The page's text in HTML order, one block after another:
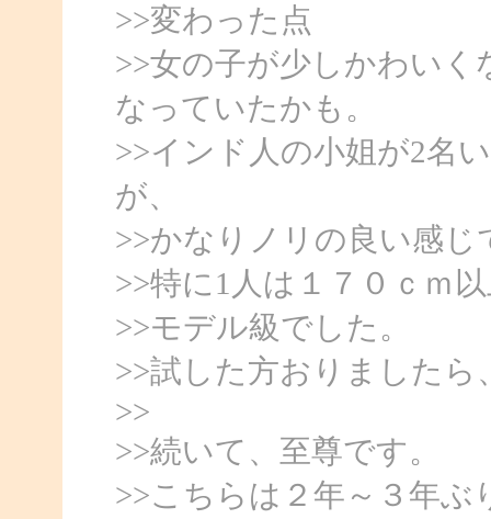
>>変わった点
>>女の子が少しかわい
なっていたかも。
>>インド人の小姐が2名
が、
>>かなりノリの良い感じ
>>特に1人は１７０ｃｍ
>>モデル級でした。
>>試した方おりました
>>
>>続いて、至尊です。
>>こちらは２年～３年ぶ